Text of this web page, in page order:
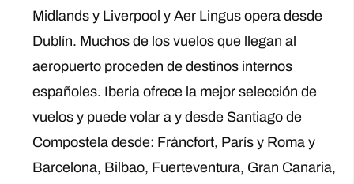
Midlands y Liverpool y Aer Lingus opera desde
Dublín. Muchos de los vuelos que llegan al
aeropuerto proceden de destinos internos
españoles. Iberia ofrece la mejor selección de
vuelos y puede volar a y desde Santiago de
Compostela desde: Fráncfort, París y Roma y
Barcelona, Bilbao, Fuerteventura, Gran Canaria,